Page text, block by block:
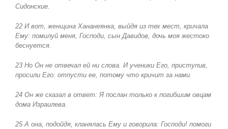
Сидонские.
22 И вот, женщина Хананеянка, выйдя из тех мест, кричала
Ему: помилуй меня, Господи, сын Давидов, дочь моя жестоко
беснуется.
23 Но Он не отвечал ей ни слова. И ученики Его, приступив,
просили Его: отпусти ее, потому что кричит за нами.
24 Он же сказал в ответ: Я послан только к погибшим овцам
дома Израилева.
25 А она, подойдя, кланялась Ему и говорила: Господи! помоги